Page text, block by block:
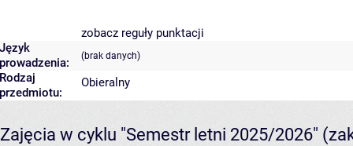
zobacz reguły punktacji
Język
prowadzenia:
(brak danych)
Rodzaj
przedmiotu:
Obieralny
Zajęcia w cyklu "Semestr letni 2025/2026"